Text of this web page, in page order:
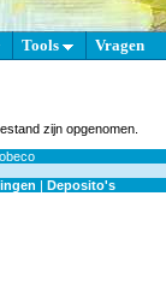
Tools Vragen
zijn opgenomen.
| Deposito's